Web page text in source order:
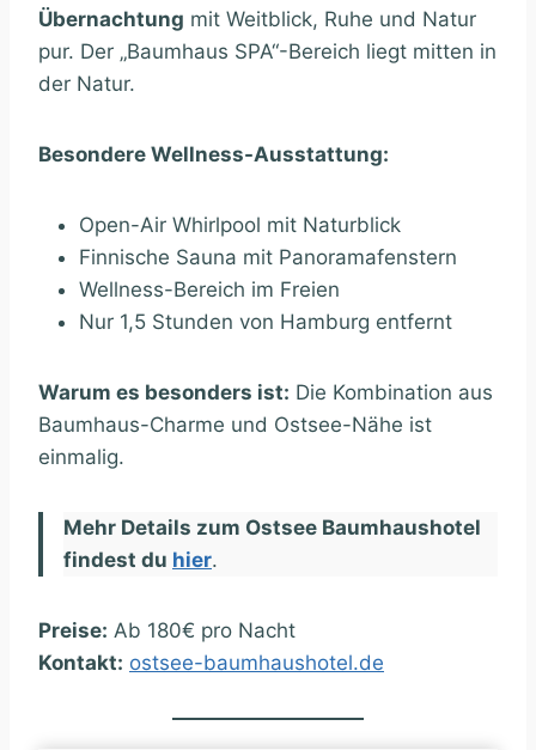
Übernachtung mit Weitblick, Ruhe und Natur
pur. Der „Baumhaus SPA“-Bereich liegt mitten in
der Natur.
Besondere Wellness-Ausstattung:
Open-Air Whirlpool mit Naturblick
Finnische Sauna mit Panoramafenstern
Wellness-Bereich im Freien
Nur 1,5 Stunden von Hamburg entfernt
Warum es besonders ist: Die Kombination aus
Baumhaus-Charme und Ostsee-Nähe ist
einmalig.
Mehr Details zum Ostsee Baumhaushotel
findest du hier.
Preise: Ab 180€ pro Nacht
Kontakt: ostsee-baumhaushotel.de